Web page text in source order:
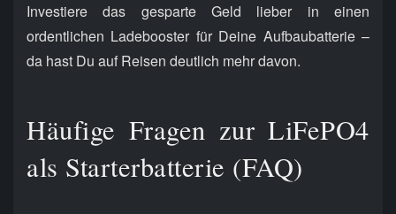
Investiere das gesparte Geld lieber in einen
ordentlichen Ladebooster für Deine Aufbaubatterie –
da hast Du auf Reisen deutlich mehr davon.
Häufige Fragen zur LiFePO4
als Starterbatterie (FAQ)